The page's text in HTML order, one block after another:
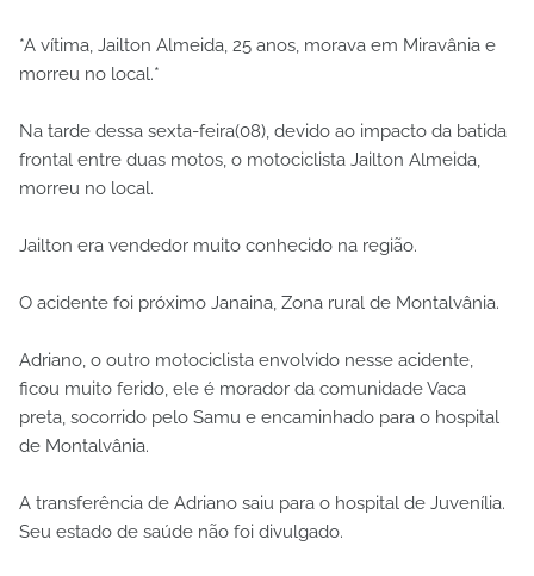
*A vítima, Jailton Almeida, 25 anos, morava em Miravânia e
morreu no local.*
Na tarde dessa sexta-feira(08), devido ao impacto da batida
frontal entre duas motos, o motociclista Jailton Almeida,
morreu no local.
Jailton era vendedor muito conhecido na região.
O acidente foi próximo Janaina, Zona rural de Montalvânia.
Adriano, o outro motociclista envolvido nesse acidente,
ficou muito ferido, ele é morador da comunidade Vaca
preta, socorrido pelo Samu e encaminhado para o hospital
de Montalvânia.
A transferência de Adriano saiu para o hospital de Juvenília.
Seu estado de saúde não foi divulgado.